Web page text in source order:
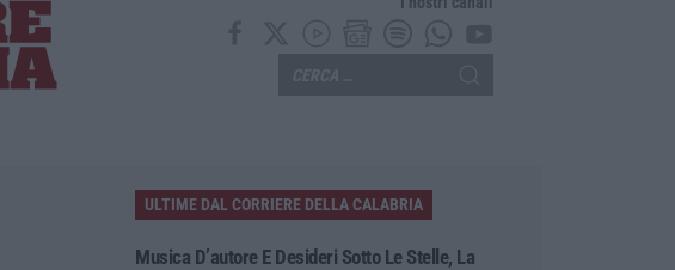
ULTIME DAL CORRIERE DELLA CALABRIA
Musica D’autore E Desideri Sotto Le Stelle, La